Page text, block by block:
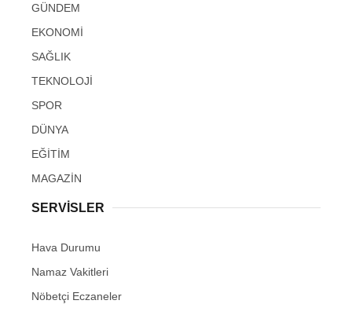
GÜNDEM
EKONOMİ
SAĞLIK
TEKNOLOJİ
SPOR
DÜNYA
EĞİTİM
MAGAZİN
SERVİSLER
Hava Durumu
Namaz Vakitleri
Nöbetçi Eczaneler